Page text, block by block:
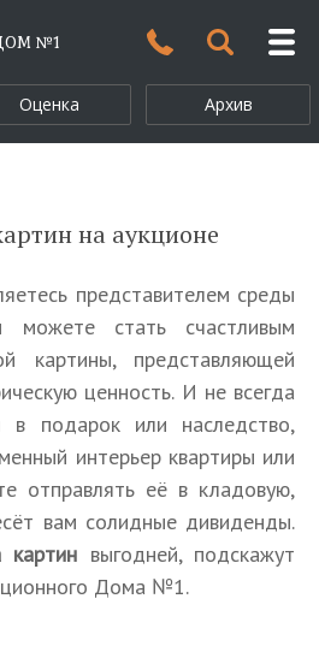
№1
Оценка Архив
на аукционе
представителем среды
можете стать счастливым
картины, представляющей
ценность. И не всегда
в подарок или наследство,
интерьер квартиры или
отправлять её в кладовую,
вам солидные дивиденды.
картин выгодней, подскажут
Дома №1.